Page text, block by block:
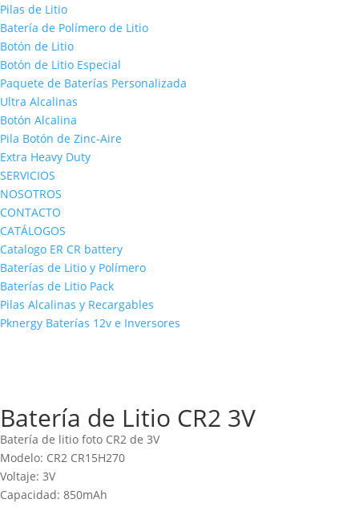
Pilas de Litio
Batería de Polímero de Litio
Botón de Litio
Botón de Litio Especial
Paquete de Baterías Personalizada
Ultra Alcalinas
Botón Alcalina
Pila Botón de Zinc-Aire
Extra Heavy Duty
SERVICIOS
NOSOTROS
CONTACTO
CATÁLOGOS
Catalogo ER CR battery
Baterías de Litio y Polímero
Baterías de Litio Pack
Pilas Alcalinas y Recargables
Pknergy Baterías 12v e Inversores
Batería de Litio CR2 3V
Batería de litio foto CR2 de 3V
Modelo: CR2 CR15H270
Voltaje: 3V
Capacidad: 850mAh